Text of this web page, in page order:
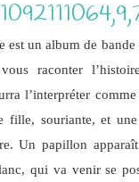
un album de bande
raconter
l’interpréter
fille, souriante, et
Un papillon
qui va venir se